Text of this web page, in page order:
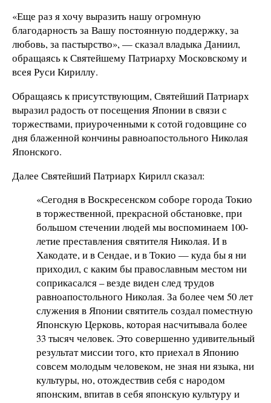
«Еще раз я хочу выразить нашу огромную
благодарность за Вашу постоянную поддержку, за
любовь, за пастырство», — сказал владыка Даниил,
обращаясь к Святейшему Патриарху Московскому и
всея Руси Кириллу.
Обращаясь к присутствующим, Святейший Патриарх
выразил радость от посещения Японии в связи с
торжествами, приуроченными к сотой годовщине со
дня блаженной кончины равноапостольного Николая
Японского.
Далее Святейший Патриарх Кирилл сказал:
«Сегодня в Воскресенском соборе города Токио
в торжественной, прекрасной обстановке, при
большом стечении людей мы воспоминаем 100-
летие преставления святителя Николая. И в
Хакодате, и в Сендае, и в Токио — куда бы я ни
приходил, с каким бы православным местом ни
соприкасался – везде виден след трудов
равноапостольного Николая. За более чем 50 лет
служения в Японии святитель создал поместную
Японскую Церковь, которая насчитывала более
33 тысяч человек. Это совершенно удивительный
результат миссии того, кто приехал в Японию
совсем молодым человеком, не зная ни языка, ни
культуры, но, отождествив себя с народом
японским, впитав в себя японскую культуру и